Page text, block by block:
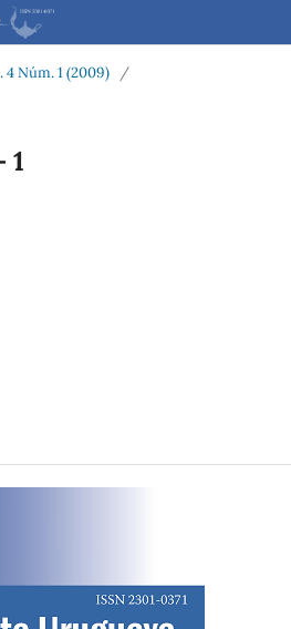
4 Núm. 1 (2009)
/
1